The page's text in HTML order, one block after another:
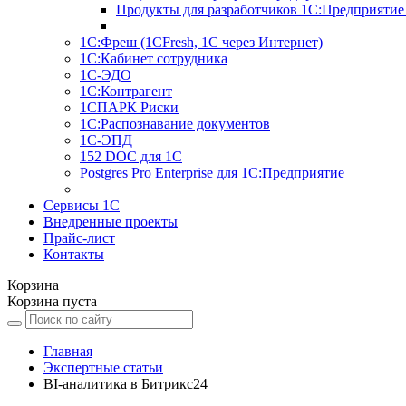
Продукты для разработчиков
1С:Фреш (1CFresh, 1С через Интернет)
1С:Кабинет сотрудника
1С-ЭДО
1С:Контрагент
1СПАРК Риски
1С:Распознавание документов
1С-ЭПД
152 DOC для 1С
Postgres Pro Enterprise для 1С:Предприятие
Сервисы 1С
Внедренные проекты
Прайс-лист
Контакты
Корзина
Корзина пуста
Главная
Экспертные статьи
BI-аналитика в Битрикс24